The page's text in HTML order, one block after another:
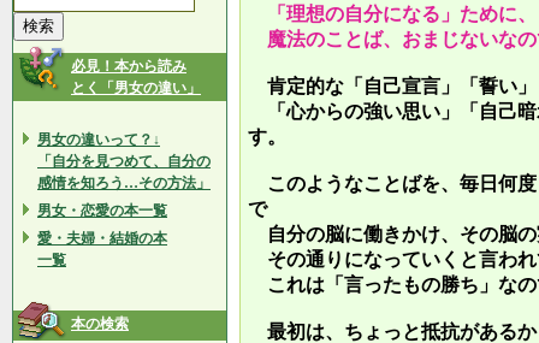
必見！本から読み
とく「男女の違い」
男女の違いって？↓
「自分を見つめて、自分の
感情を知ろう…その方法」
男女・恋愛の本一覧
愛・夫婦・結婚の本
一覧
本の検索
「理想の自分になる」ために
魔法のことば、おまじないな
肯定的な「自己宣言」「誓い
「心からの強い思い」「自己
す。
このようなことばを、毎日何
で
自分の脳に働きかけ、その脳
その通りになっていくと言わ
これは「言ったもの勝ち」な
最初は、ちょっと抵抗がある